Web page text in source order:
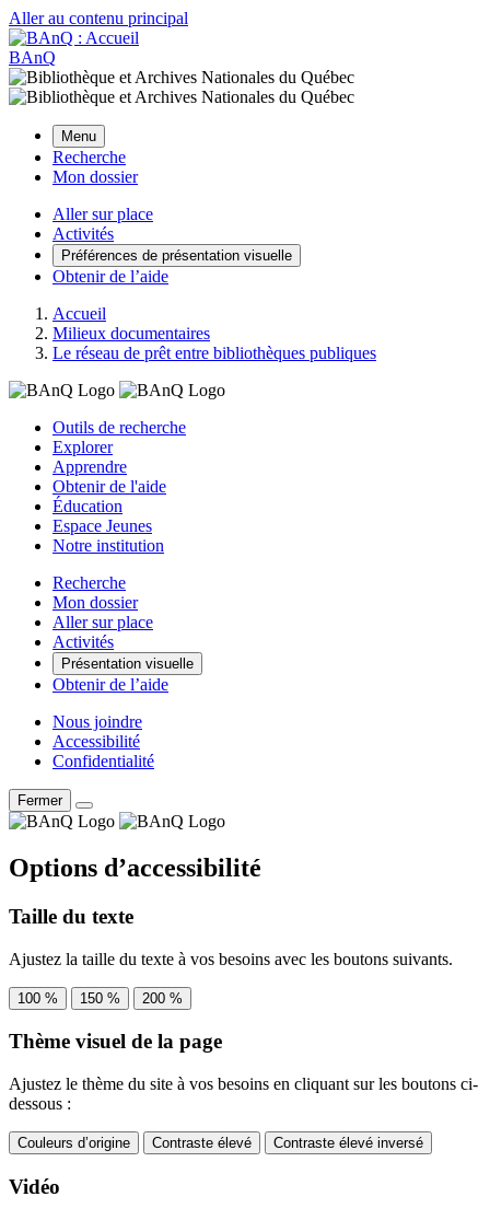
Aller au contenu principal
BAnQ
Menu
Recherche
Mon dossier
Aller sur place
Activités
Préférences de présentation visuelle
Obtenir de l’aide
Accueil
Milieux documentaires
Le réseau de prêt entre bibliothèques publiques
Outils de recherche
Explorer
Apprendre
Obtenir de l'aide
Éducation
Espace Jeunes
Notre institution
Recherche
Mon dossier
Aller sur place
Activités
Présentation visuelle
Obtenir de l’aide
Nous joindre
Accessibilité
Confidentialité
Fermer
Options d’accessibilité
Taille du texte
Ajustez la taille du texte à vos besoins avec les boutons suivants.
100 % 150 % 200 %
Thème visuel de la page
Ajustez le thème du site à vos besoins en cliquant sur les boutons ci-
dessous :
Couleurs d’origine Contraste élevé Contraste élevé inversé
Vidéo